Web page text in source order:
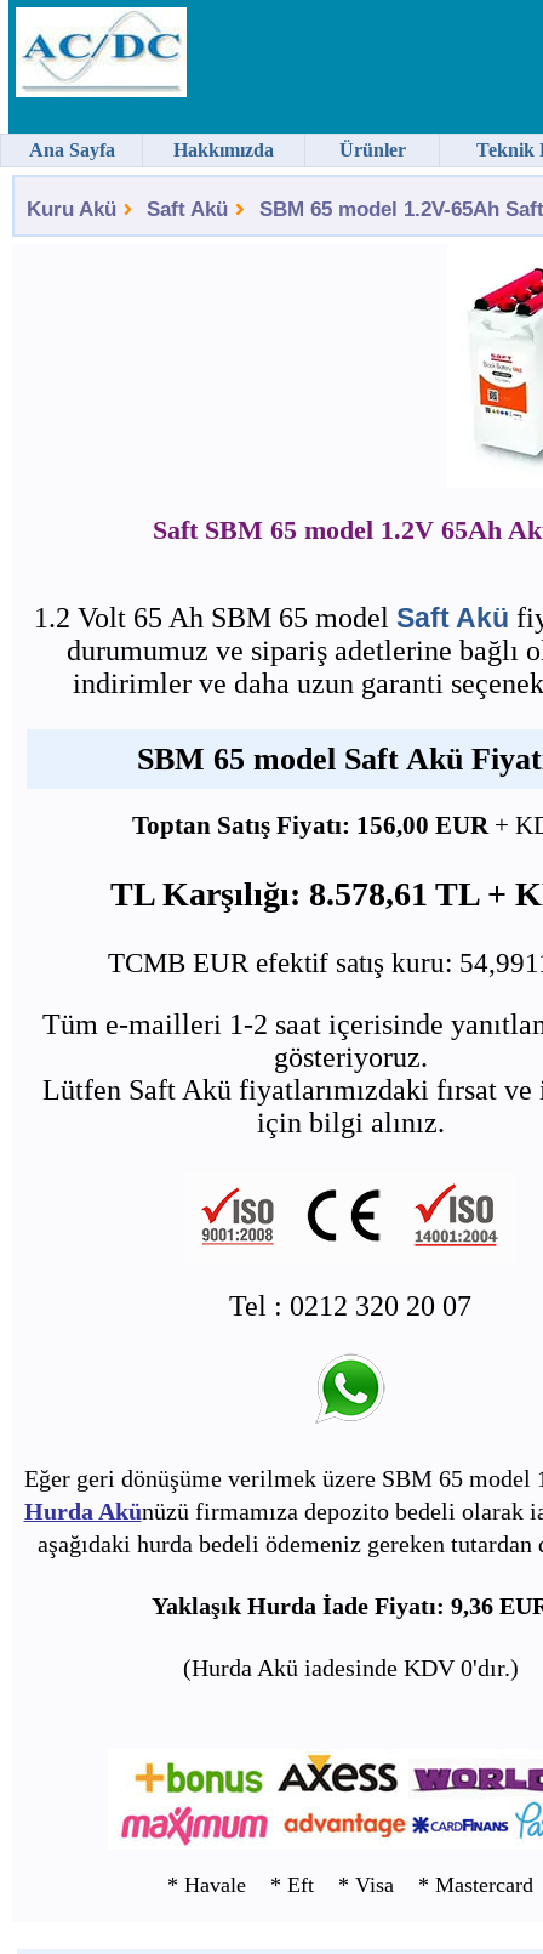
Kuru Akü Saft Akü SBM 65 model 1.2V-65Ah
Saft SBM 65 model 1.2V 65Ah
1.2 Volt 65 Ah SBM 65 model Saft Akü
durumumuz ve sipariş adetlerine bağlı
indirimler ve daha uzun garanti
SBM 65 model Saft Akü
Toptan Satış Fiyatı: 156,00 EUR +
TL Karşılığı: 8.578,61 TL +
TCMB EUR efektif satış kuru:
Tüm e-mailleri 1-2 saat içerisinde
gösteriyoruz.
Lütfen Saft Akü fiyatlarımızdaki fırsat
için bilgi alınız.
Tel : 0212 320 20 07
Eğer geri dönüşüme verilmek üzere SBM 65 model
Hurda Akünüzü firmamıza depozito bedeli olarak
aşağıdaki hurda bedeli ödemeniz gereken tutardan
Yaklaşık Hurda İade Fiyatı: 9,36
(Hurda Akü iadesinde KDV 0'dır.)
* Havale * Eft * Visa * Mastercard
Ana Sayfa Hakkımızda Ürünler Teknik